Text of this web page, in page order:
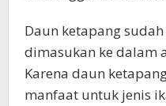
Daun ketapang
dimasukan ke dalam
Karena daun
manfaat untuk jenis